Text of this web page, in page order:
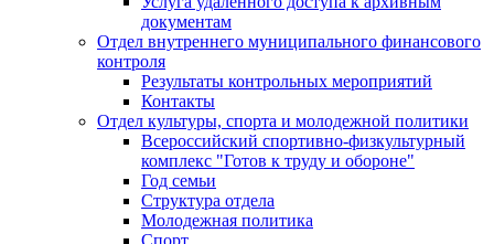
документам
Отдел внутреннего муниципального финансового
контроля
Результаты контрольных мероприятий
Контакты
Отдел культуры, спорта и молодежной политики
Всероссийский спортивно-физкультурный
комплекс "Готов к труду и обороне"
Год семьи
Структура отдела
Молодежная политика
Спорт